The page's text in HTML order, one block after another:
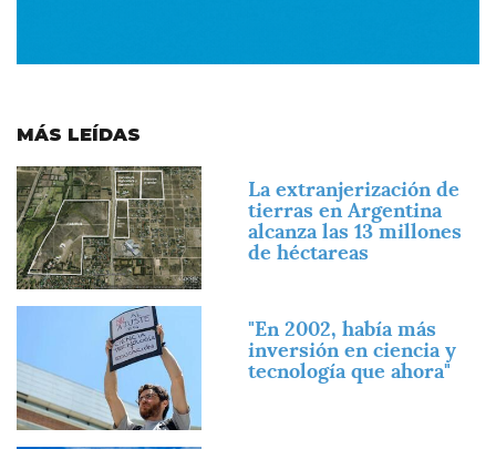
MÁS LEÍDAS
Imagen
La extranjerización de
tierras en Argentina
alcanza las 13 millones
de héctareas
"En 2002, había más
inversión en ciencia y
tecnología que ahora"